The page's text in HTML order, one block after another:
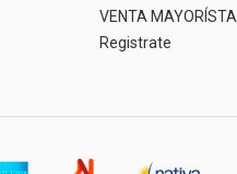
VENTA MAYORÍSTA
Registrate